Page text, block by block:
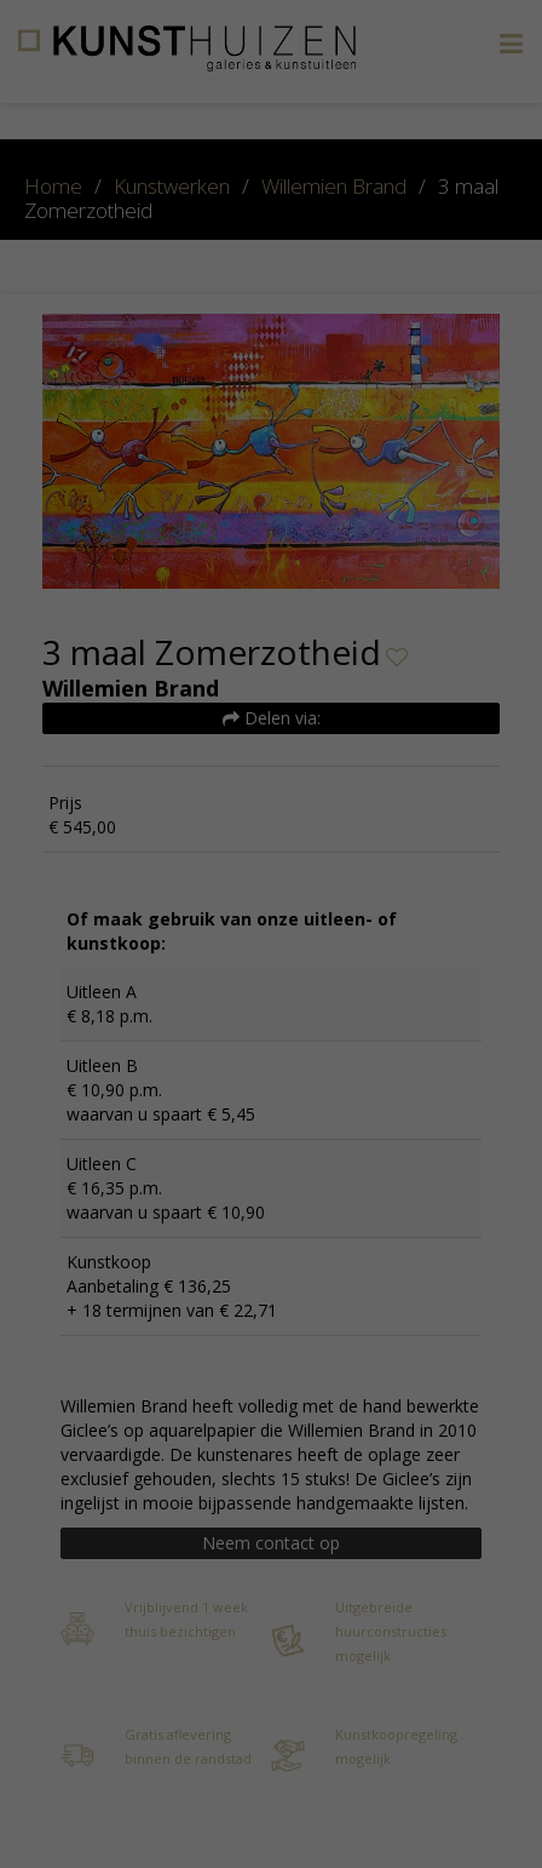
Home / Kunstwerken / Willemien Brand / 3 maal
Zomerzotheid
3 maal Zomerzotheid
Willemien Brand
Delen via:
Prijs
€ 545,00
Of maak gebruik van onze uitleen- of
kunstkoop:
Uitleen A
€ 8,18 p.m.
Uitleen B
€ 10,90 p.m.
waarvan u spaart € 5,45
Uitleen C
€ 16,35 p.m.
waarvan u spaart € 10,90
Kunstkoop
Aanbetaling € 136,25
+ 18 termijnen van € 22,71
Willemien Brand heeft volledig met de hand bewerkte
Giclee’s op aquarelpapier die Willemien Brand in 2010
vervaardigde. De kunstenares heeft de oplage zeer
exclusief gehouden, slechts 15 stuks! De Giclee’s zijn
ingelijst in mooie bijpassende handgemaakte lijsten.
Neem contact op
Vrijblijvend 1 week
thuis bezichtigen
Uitgebreide
huurconstructies
mogelijk
Gratis aflevering
binnen de randstad
Kunstkoopregeling
mogelijk